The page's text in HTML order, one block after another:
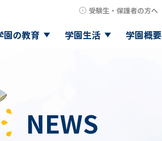
受験生・保護者の方へ
園の教育 学園生活 学園概要
NEWS